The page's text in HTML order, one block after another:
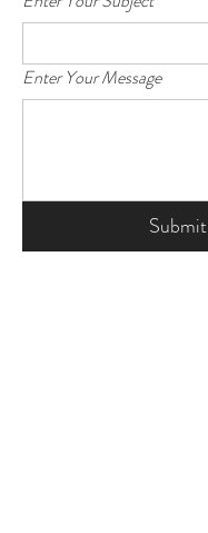
Enter Your Message
Submit